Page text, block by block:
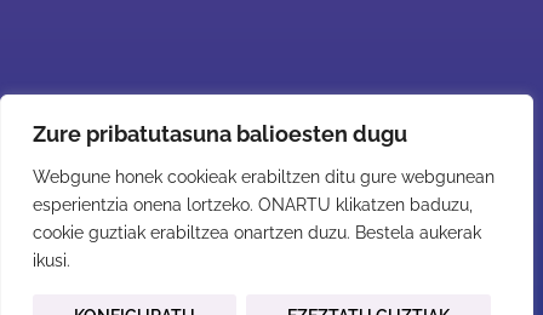
Zure pribatutasuna balioesten dugu
Webgune honek cookieak erabiltzen ditu gure webgunean
esperientzia onena lortzeko. ONARTU klikatzen baduzu,
cookie guztiak erabiltzea onartzen duzu. Bestela aukerak
ikusi.